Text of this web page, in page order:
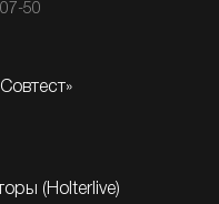
50
(Holterlive)